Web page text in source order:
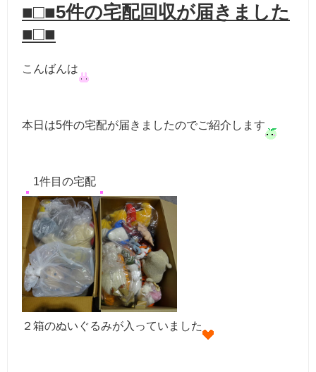
■□■5件の宅配回収が届きました
■□■
こんばんは
本日は5件の宅配が届きましたのでご紹介します
1件目の宅配
２箱のぬいぐるみが入っていました